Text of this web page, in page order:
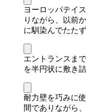
ヨーロッパテイ
りながら、以前
に馴染んでたた
エントランスま
を半円状に敷き
耐力壁を巧みに
間でありながら